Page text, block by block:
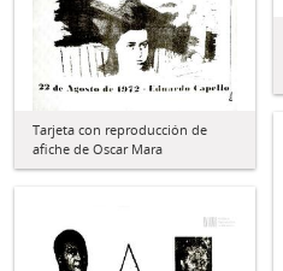
Tarjeta con reproducción de
afiche de Oscar Mara